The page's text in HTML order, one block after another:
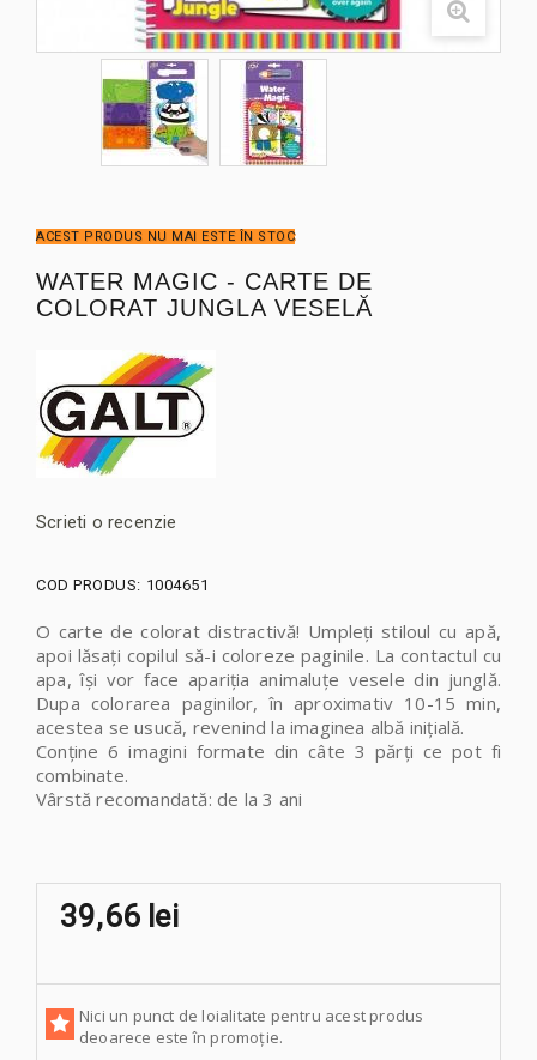
ACEST PRODUS NU MAI ESTE ÎN STOC
WATER MAGIC - CARTE DE
COLORAT JUNGLA VESELĂ
Scrieti o recenzie
COD PRODUS: 1004651
O carte de colorat distractivă! Umpleți stiloul cu apă,
apoi lăsați copilul să-i coloreze paginile. La contactul cu
apa, își vor face apariția animaluțe vesele din junglă.
Dupa colorarea paginilor, în aproximativ 10-15 min,
acestea se usucă, revenind la imaginea albă inițială.
Conține 6 imagini formate din câte 3 părți ce pot fi
combinate.
Vârstă recomandată: de la 3 ani
39,66 lei
Nici un punct de loialitate pentru acest produs
deoarece este în promoție.